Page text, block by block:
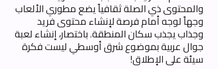
والمحتوى ذي الصلة ثقافياً يضع مطوري الألعاب
وجهاً لوجه أمام فرصة لإنشاء محتوى فريد
وجذاب يجذب سكان المنطقة. باختصار، إنشاء لعبة
جوال عربية بموضوع شرق أوسطي ليست فكرة
سيئة على الإطلاق!